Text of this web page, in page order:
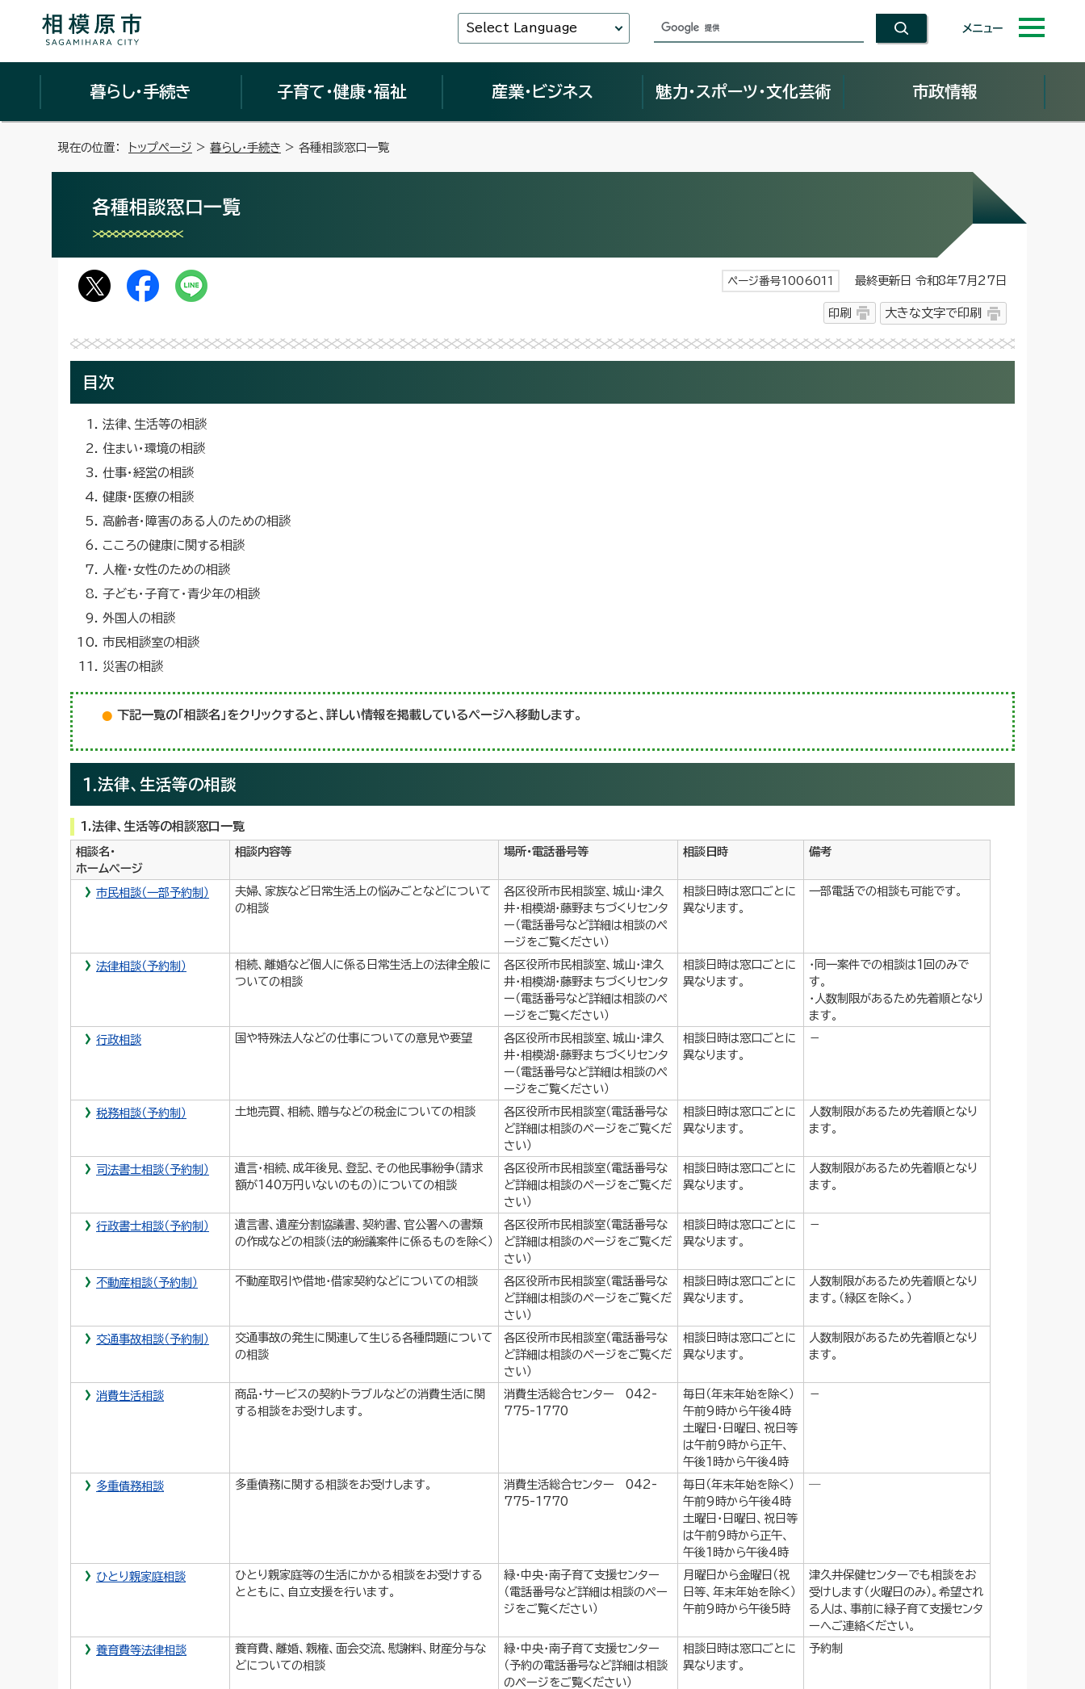
Select Language メニュー
暮らし・手続き 子育て・健康・福祉 産業・ビジネス 魅力・スポーツ・文化芸術 市政情報
現在の位置： トップページ > 暮らし・手続き > 各種相談窓口一覧
各種相談窓口一覧
ページ番号1006011 最終更新日 令和8年7月27日
印刷 大きな文字で印刷
目次
法律、生活等の相談
住まい・環境の相談
仕事・経営の相談
健康・医療の相談
高齢者・障害のある人のための相談
こころの健康に関する相談
人権・女性のための相談
子ども・子育て・青少年の相談
外国人の相談
市民相談室の相談
災害の相談
下記一覧の「相談名」をクリックすると、詳しい情報を掲載しているページへ移動します。
1.法律、生活等の相談
1.法律、生活等の相談窓口一覧
相談名・
ホームページ
相談内容等 場所・電話番号等 相談日時 備考
市民相談（一部予約制）
夫婦、家族など日常生活上の悩みごとなどについて
の相談
各区役所市民相談室、城山・津久
井・相模湖・藤野まちづくりセンタ
ー（電話番号など詳細は相談のペ
ージをご覧ください）
相談日時は窓口ごとに
異なります。
一部電話での相談も可能です。
法律相談（予約制）
相続、離婚など個人に係る日常生活上の法律全般に
ついての相談
各区役所市民相談室、城山・津久
井・相模湖・藤野まちづくりセンタ
ー（電話番号など詳細は相談のペ
ージをご覧ください）
相談日時は窓口ごとに
異なります。
・同一案件での相談は1回のみで
す。
・人数制限があるため先着順となり
ます。
行政相談
国や特殊法人などの仕事についての意見や要望
各区役所市民相談室、城山・津久
井・相模湖・藤野まちづくりセンタ
ー（電話番号など詳細は相談のペ
ージをご覧ください）
相談日時は窓口ごとに
異なります。
－
税務相談（予約制） 土地売買、相続、贈与などの税金についての相談
各区役所市民相談室（電話番号な
ど詳細は相談のページをご覧くだ
さい）
相談日時は窓口ごとに
異なります。
人数制限があるため先着順となり
ます。
司法書士相談（予約制）
遺言・相続、成年後見、登記、その他民事紛争（請求
額が140万円いないのもの）についての相談
各区役所市民相談室（電話番号な
ど詳細は相談のページをご覧くだ
さい）
相談日時は窓口ごとに
異なります。
人数制限があるため先着順となり
ます。
行政書士相談（予約制）
遺言書、遺産分割協議書、契約書、官公署への書類
の作成などの相談（法的紛議案件に係るものを除く）
各区役所市民相談室（電話番号な
ど詳細は相談のページをご覧くだ
さい）
相談日時は窓口ごとに
異なります。
－
不動産相談（予約制） 不動産取引や借地・借家契約などについての相談
各区役所市民相談室（電話番号な
ど詳細は相談のページをご覧くだ
さい）
相談日時は窓口ごとに
異なります。
人数制限があるため先着順となり
ます。（緑区を除く。）
交通事故相談（予約制）
交通事故の発生に関連して生じる各種問題について
の相談
各区役所市民相談室（電話番号な
ど詳細は相談のページをご覧くだ
さい）
相談日時は窓口ごとに
異なります。
人数制限があるため先着順となり
ます。
消費生活相談
商品・サービスの契約トラブルなどの消費生活に関
する相談をお受けします。
消費生活総合センター 042-
775-1770
毎日（年末年始を除く）
午前9時から午後4時
土曜日・日曜日、祝日等
は午前9時から正午、
午後1時から午後4時
－
多重債務相談 多重債務に関する相談をお受けします。
消費生活総合センター 042-
775-1770
毎日（年末年始を除く）
午前9時から午後4時
土曜日・日曜日、祝日等
は午前9時から正午、
午後1時から午後4時
―
ひとり親家庭相談
ひとり親家庭等の生活にかかる相談をお受けする
とともに、自立支援を行います。
緑・中央・南子育て支援センター
（電話番号など詳細は相談のペー
ジをご覧ください）
月曜日から金曜日（祝
日等、年末年始を除く）
午前9時から午後5時
津久井保健センターでも相談をお
受けします（火曜日のみ）。希望され
る人は、事前に緑子育て支援センタ
ーへご連絡ください。
養育費等法律相談
養育費、離婚、親権、面会交流、慰謝料、財産分与な
どについての相談
緑・中央・南子育て支援センター
（予約の電話番号など詳細は相談
のページをご覧ください）
相談日時は窓口ごとに
異なります。
予約制